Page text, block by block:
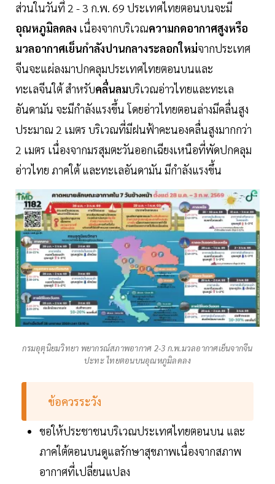
ส่วนในวันที่ 2 - 3 ก.พ. 69 ประเทศไทยตอนบนจะมี
อุณหภูมิลดลง เนื่องจากบริเวณความกดอากาศสูงหรือ
มวลอากาศเย็นกำลังปานกลางระลอกใหม่จากประเทศ
จีนจะแผ่ลงมาปกคลุมประเทศไทยตอนบนและ
ทะเลจีนใต้ สำหรับคลื่นลมบริเวณอ่าวไทยและทะเล
อันดามัน จะมีกำลังแรงขึ้น โดยอ่าวไทยตอนล่างมีคลื่นสูง
ประมาณ 2 เมตร บริเวณที่มีฝนฟ้าคะนองคลื่นสูงมากกว่า
2 เมตร เนื่องจากมรสุมตะวันออกเฉียงเหนือที่พัดปกคลุม
อ่าวไทย ภาคใต้ และทะเลอันดามัน มีกำลังแรงขึ้น
กรมอุตุนิยมวิทยา พยากรณ์สภาพอากาศ 2-3 ก.พ.มวลอากาศเย็นจากจีน
ปะทะ ไทยตอนบนอุณหภูมิลดลง
ข้อควรระวัง
ขอให้ประชาชนบริเวณประเทศไทยตอนบน และ
ภาคใต้ตอนบนดูแลรักษาสุขภาพเนื่องจากสภาพ
อากาศที่เปลี่ยนแปลง